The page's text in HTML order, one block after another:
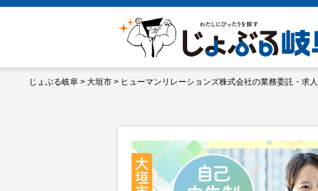
じょぶる岐阜 > 大垣市 > ヒューマンリレーションズ株式会社の業務委託・求人